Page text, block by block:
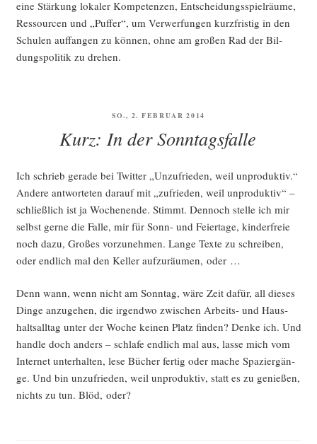
eine Stär­kung loka­ler Kom­pe­ten­zen, Ent­schei­dungs­spiel­räu­me,
Res­sour­cen und „Puf­fer“, um Ver­wer­fun­gen kurz­fris­tig in den
Schu­len auf­fan­gen zu kön­nen, ohne am gro­ßen Rad der Bil­
dungs­po­li­tik zu drehen.
VERÖFFENTLICHT
SO., 2. FEBRUAR 2014
Kurz: In der Sonntagsfalle
Ich schrieb gera­de bei Twit­ter „Unzu­frie­den, weil unpro­duk­tiv.“
Ande­re ant­wor­te­ten dar­auf mit „zufrie­den, weil unpro­duk­tiv“ –
schließ­lich ist ja Wochen­en­de. Stimmt. Den­noch stel­le ich mir
selbst ger­ne die Fal­le, mir für Sonn- und Fei­er­ta­ge, kin­der­freie
noch dazu, Gro­ßes vor­zu­neh­men. Lan­ge Tex­te zu schrei­ben,
oder end­lich mal den Kel­ler auf­zu­räu­men, oder …
Denn wann, wenn nicht am Sonn­tag, wäre Zeit dafür, all die­ses
Din­ge anzu­ge­hen, die irgend­wo zwi­schen Arbeits- und Haus­
halts­all­tag unter der Woche kei­nen Platz fin­den? Den­ke ich. Und
hand­le doch anders – schla­fe end­lich mal aus, las­se mich vom
Inter­net unter­hal­ten, lese Bücher fer­tig oder mache Spa­zier­gän­
ge. Und bin unzu­frie­den, weil unpro­duk­tiv, statt es zu genie­ßen,
nichts zu tun. Blöd, oder?